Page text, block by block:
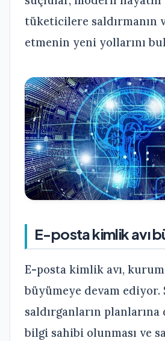
tüketicilere saldırmanın
etmenin yeni yollarını
E-posta kimlik avı
E-posta kimlik avı,
büyümeye devam ediyor.
saldırganların
bilgi sahibi olunması ve